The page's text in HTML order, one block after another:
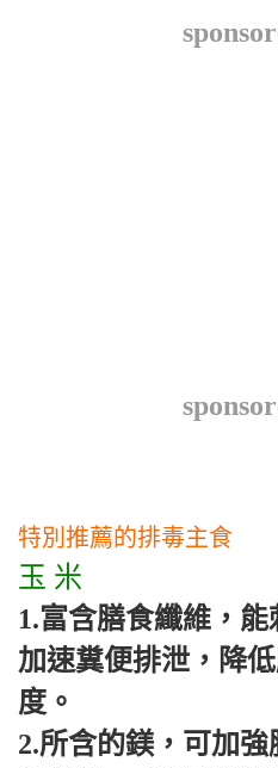
特別推薦的排毒主食
玉 米
1.富含膳食纖維，能
加速糞便排泄，降
度。
2.所含的鎂，可加